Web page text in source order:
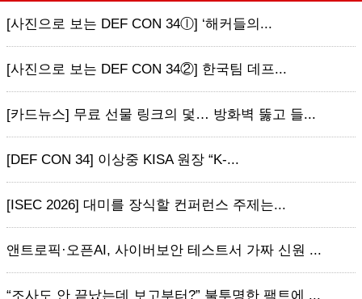
[사진으로 보는 DEF CON 34ⓛ] ‘해커들의...
[사진으로 보는 DEF CON 34②] 한국팀 데프...
[카드뉴스] 무료 선물 링크의 덫… 방화벽 뚫고 들...
[DEF CON 34] 이상중 KISA 원장 “K-...
[ISEC 2026] 대미를 장식할 컨퍼런스 주제는...
앤트로픽·오픈AI, 사이버보안 테스트서 가짜 신원 ...
“조사도 안 끝났는데 보고부터?” 불투명한 팩트에 ...